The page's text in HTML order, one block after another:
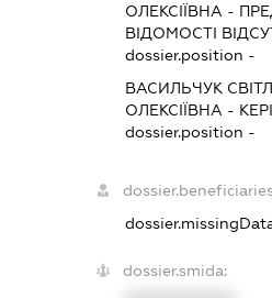
ОЛЕКСІЇВНА -
ВІДОМОСТІ
dossier.position -
ВАСИЛЬЧУК
ОЛЕКСІЇВНА -
dossier.position -
dossier.smida: